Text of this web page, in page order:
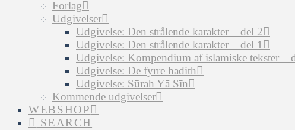
Forlag
Udgivelser
Udgivelse: Den strålende karakter – del 2
Udgivelse: Den strålende karakter – del 1
Udgivelse: Kompendium af islamiske tekster –
Udgivelse: De fyrre hadith
Udgivelse: Sūrah Yā Sīn
Kommende udgivelser
WEBSHOP
SEARCH